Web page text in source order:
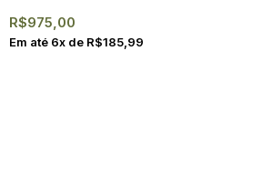
R$975,00
Em até 6x de R$185,99